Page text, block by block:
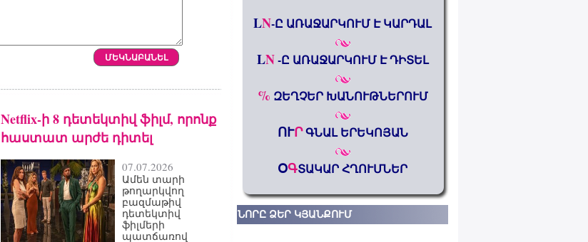
Netflix-ի 8 դետեկտիվ ֆիլմ, որոնք
հաստատ արժե դիտել
07.07.2026
Ամեն տարի
թողարկվող
բազմաթիվ
դետեկտիվ
ֆիլմերի
պատճառով
LN-Ը ԱՌԱՋԱՐԿՈՒՄ Է ԿԱՐԴԱԼ
LN-Ը ԱՌԱՋԱՐԿՈՒՄ Է ԴԻՏԵԼ
% ԶԵՂՉԵՐ ԽԱՆՈՒԹՆԵՐՈՒՄ
ՈՒՐԳՆԱԼ ԵՐԵԿՈՅԱՆ
ՕԳՏԱԿԱՐ ՀՂՈՒՄՆԵՐ
ՆՈՐԸ ՁԵՐ ԿՅԱՆՔՈՒՄ